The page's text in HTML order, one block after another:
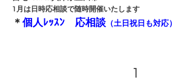
1月は日時応相談で随時開催いたします
＊ 個人ﾚｯｽﾝ 応相談 （土日祝日も対応）
1